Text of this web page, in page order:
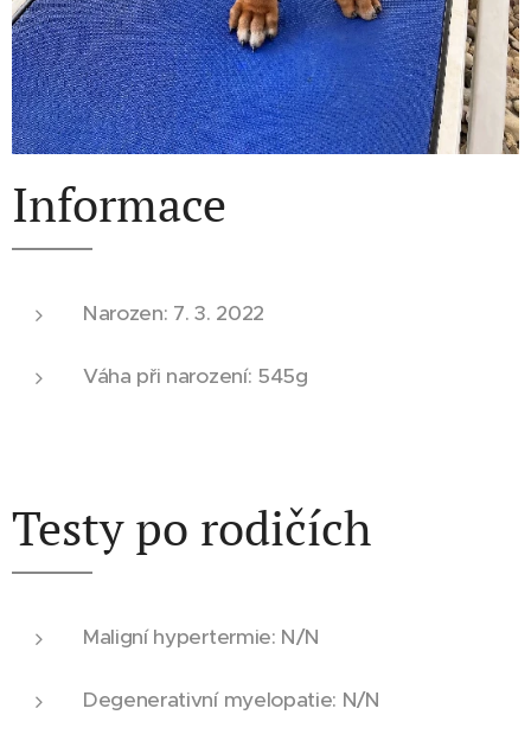
Informace
Narozen: 7. 3. 2022
Váha při narození: 545g
Testy po rodičích
Maligní hypertermie: N/N
Degenerativní myelopatie: N/N